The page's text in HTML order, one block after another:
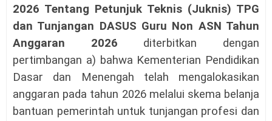
2026 Tentang Petunjuk Teknis (Juknis) TPG
dan Tunjangan DASUS Guru Non ASN Tahun
Anggaran 2026 diterbitkan dengan
pertimbangan a) bahwa Kementerian Pendidikan
Dasar dan Menengah telah mengalokasikan
anggaran pada tahun 2026 melalui skema belanja
bantuan pemerintah untuk tunjangan profesi dan